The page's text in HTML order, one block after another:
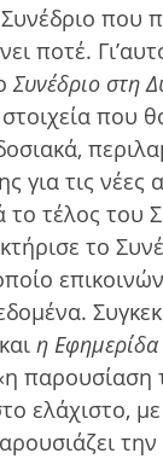
που
ποτέ.
Συνέδριο στη
που
για τις νέες
το τέλος του
το
η Εφηµερίδα
παρουσίαση
ελάχιστο,
την